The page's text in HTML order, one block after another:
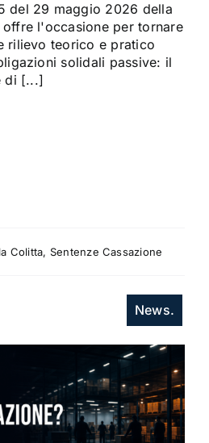
del 29 maggio 2026 della
l'occasione per tornare
rilievo teorico e pratico
solidali passive: il
di [...]
Colitta, Sentenze Cassazione
News.